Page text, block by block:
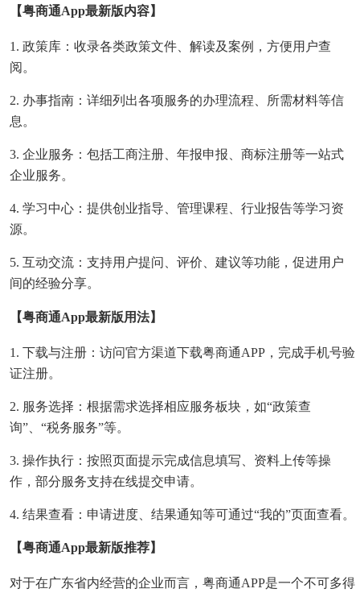
【粤商通app最新版内容】
1. 政策库：收录各类政策文件、解读及案例，方便用户查
阅。
2. 办事指南：详细列出各项服务的办理流程、所需材料等信
息。
3. 企业服务：包括工商注册、年报申报、商标注册等一站式
企业服务。
4. 学习中心：提供创业指导、管理课程、行业报告等学习资
源。
5. 互动交流：支持用户提问、评价、建议等功能，促进用户
间的经验分享。
【粤商通app最新版用法】
1. 下载与注册：访问官方渠道下载粤商通APP，完成手机号验
证注册。
2. 服务选择：根据需求选择相应服务板块，如“政策查
询”、“税务服务”等。
3. 操作执行：按照页面提示完成信息填写、资料上传等操
作，部分服务支持在线提交申请。
4. 结果查看：申请进度、结果通知等可通过“我的”页面查看。
【粤商通app最新版推荐】
对于在广东省内经营的企业而言，粤商通APP是一个不可多得